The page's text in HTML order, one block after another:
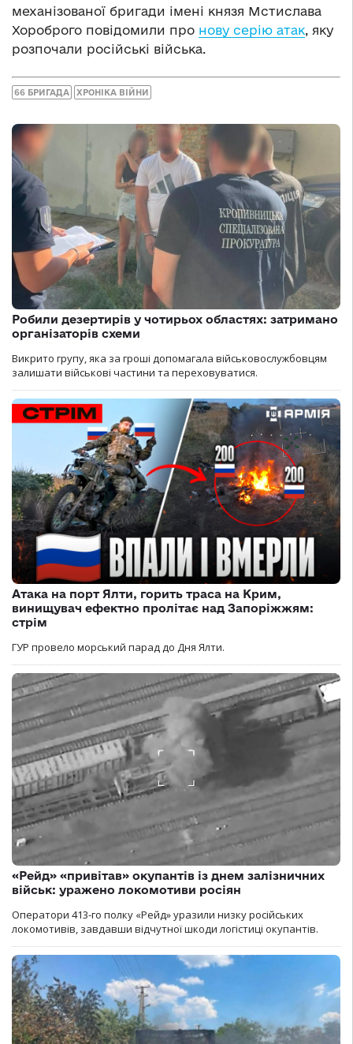
механізованої бригади імені князя Мстислава
Хороброго повідомили про нову серію атак, яку
розпочали російські війська.
66 БРИГАДА ХРОНІКА ВІЙНИ
Робили дезертирів у чотирьох областях: затримано
організаторів схеми
Викрито групу, яка за гроші допомагала військовослужбовцям
залишати військові частини та переховуватися.
Атака на порт Ялти, горить траса на Крим,
винищувач ефектно пролітає над Запоріжжям:
стрім
ГУР провело морський парад до Дня Ялти.
«Рейд» «привітав» окупантів із днем залізничних
військ: уражено локомотиви росіян
Оператори 413-го полку «Рейд» уразили низку російських
локомотивів, завдавши відчутної шкоди логістиці окупантів.